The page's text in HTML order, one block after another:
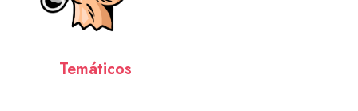
Temáticos